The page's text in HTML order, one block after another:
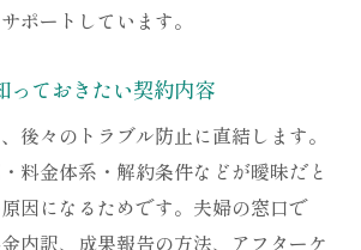
報告書がもたらす安心感
金体系を正しく理解する方法
に学ぶ浮気調査の料金内訳
口が解説する料金体系の基礎知識
ン別の特徴と選び方を押さえる
ポートしています。
っておきたい契約内容
後々のトラブル防止に直結します。
料金体系・解約条件などが曖昧だと
因になるためです。夫婦の窓口で
内訳、成果報告の方法、アフターケ